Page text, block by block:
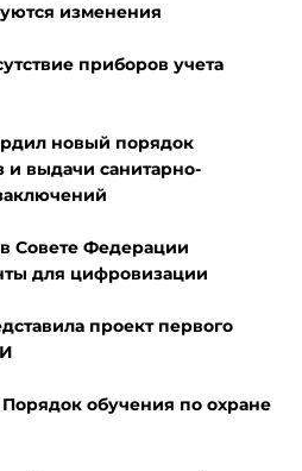
изменения
приборов учета
новый порядок
и выдачи санитарно-
Совете Федерации
для цифровизации
проект первого
обучения по охране